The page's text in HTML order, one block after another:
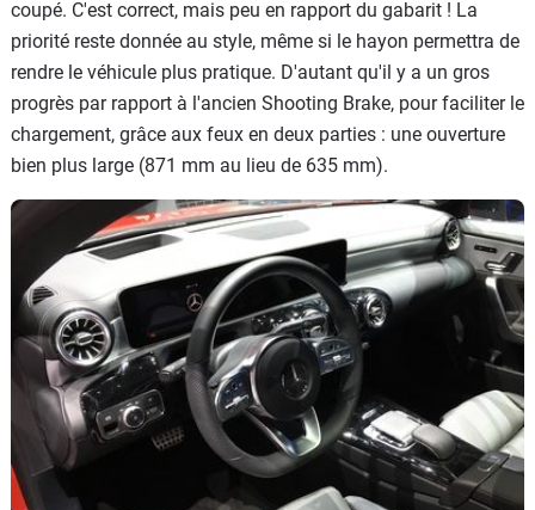
coupé. C'est correct, mais peu en rapport du gabarit ! La
priorité reste donnée au style, même si le hayon permettra de
rendre le véhicule plus pratique. D'autant qu'il y a un gros
progrès par rapport à l'ancien Shooting Brake, pour faciliter le
chargement, grâce aux feux en deux parties : une ouverture
bien plus large (871 mm au lieu de 635 mm).